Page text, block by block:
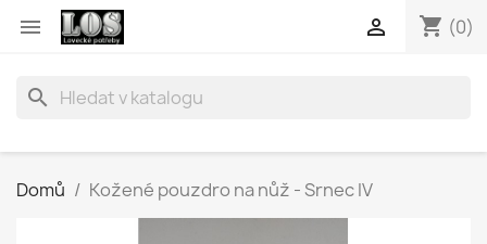
 shopping_cart (0)

search
Domů Kožené pouzdro na nůž - Srnec IV